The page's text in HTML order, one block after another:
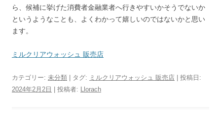
ら、候補に挙げた消費者金融業者へ行きやすいかそうでないか
というようなことも、よくわかって嬉しいのではないかと思い
ます。
ミルクリアウォッシュ 販売店
カテゴリー: 未分類 | タグ: ミルクリアウォッシュ 販売店 | 投稿日:
2024年2月2日
投稿者: Llorach